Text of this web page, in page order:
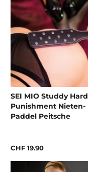
SEI MIO Studdy Hard
Punishment Nieten-
Paddel Peitsche
CHF 19.90